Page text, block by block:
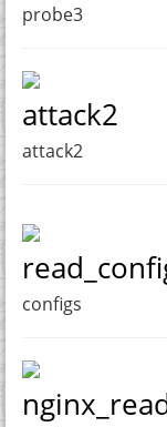
probe3
attack2
attack2
configs